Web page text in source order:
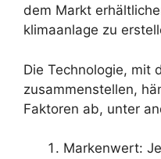
dem Markt
klimaanlage zu
Die Technologie, mit
zusammenstellen,
Faktoren ab, unter
Markenwert: